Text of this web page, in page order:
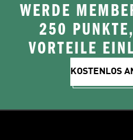
WERDE
250
VORTEILE
KOSTENLOS